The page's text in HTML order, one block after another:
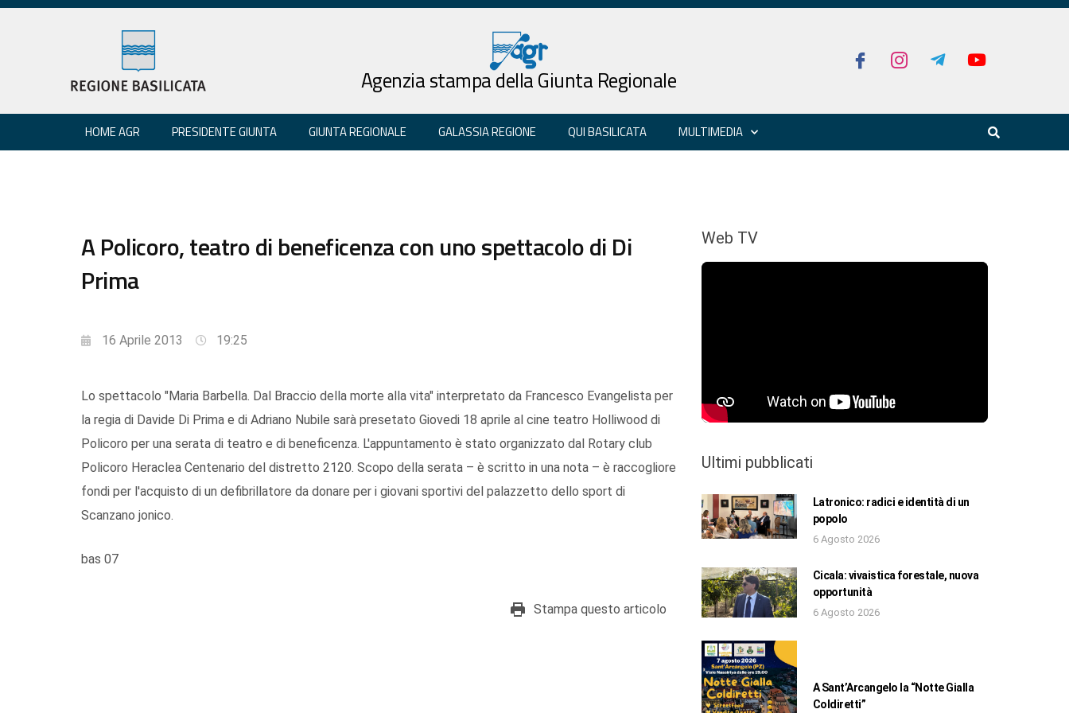
Agenzia stampa della Giunta Regionale
HOME AGR PRESIDENTE GIUNTA GIUNTA REGIONALE GALASSIA REGIONE QUI BASILICATA MULTIMEDIA
A Policoro, teatro di beneficenza con uno spettacolo di Di
Prima
16 Aprile 2013 19:25
Lo spettacolo "Maria Barbella. Dal Braccio della morte alla vita" interpretato da Francesco Evangelista per
la regia di Davide Di Prima e di Adriano Nubile sarà presetato Giovedi 18 aprile al cine teatro Holliwood di
Policoro per una serata di teatro e di beneficenza. L'appuntamento è stato organizzato dal Rotary club
Policoro Heraclea Centenario del distretto 2120. Scopo della serata – è scritto in una nota – è raccogliore
fondi per l'acquisto di un defibrillatore da donare per i giovani sportivi del palazzetto dello sport di
Scanzano jonico.
bas 07
Stampa questo articolo
Web TV
Ultimi pubblicati
Latronico: radici e identità di un
popolo
6 Agosto 2026
Cicala: vivaistica forestale, nuova
opportunità
6 Agosto 2026
A Sant’Arcangelo la “Notte Gialla
Coldiretti”